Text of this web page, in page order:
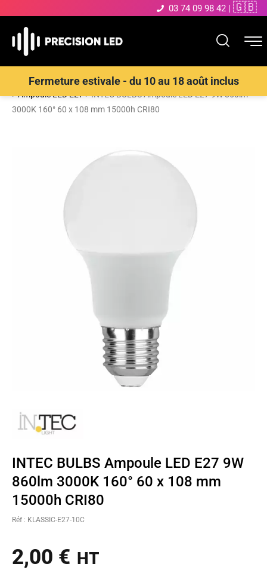
03 74 09 98 42 | 🇬🇧
Fermeture estivale - du 10 au 18 août inclus
Accueil>Boutique>ECLAIRAGE INTERIEUR LED>Ampoules LED
>Ampoule LED E27>INTEC BULBS Ampoule LED E27 9W 860lm
3000K 160° 60 x 108 mm 15000h CRI80
INTEC BULBS Ampoule LED E27 9W
860lm 3000K 160° 60 x 108 mm
15000h CRI80
Réf : KLASSIC-E27-10C
2,00 € HT